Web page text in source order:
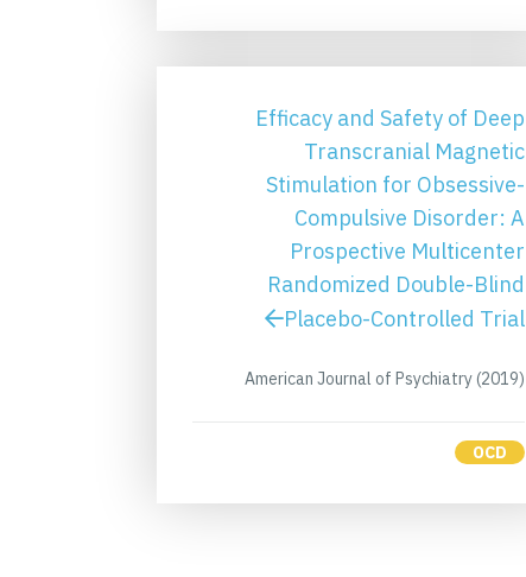
Efficacy and Safety of Deep
Transcranial Magnetic
Stimulation for Obsessive-
Compulsive Disorder: A
Prospective Multicenter
Randomized Double-Blind
Placebo-Controlled Trial
American Journal of Psychiatry (2019)
OCD